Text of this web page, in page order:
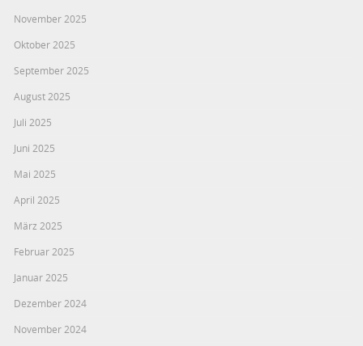
November 2025
Oktober 2025
September 2025
August 2025
Juli 2025
Juni 2025
Mai 2025
April 2025
März 2025
Februar 2025
Januar 2025
Dezember 2024
November 2024